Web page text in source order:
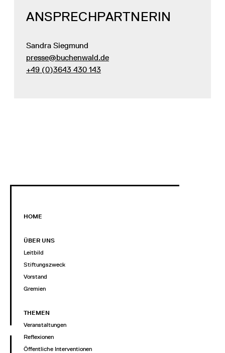
ANSPRECHPARTNERIN
Sandra Siegmund
presse@buchenwald.de
+49 (0)3643 430 143
HOME
ÜBER UNS
Leitbild
Stiftungszweck
Vorstand
Gremien
THEMEN
Veranstaltungen
Reflexionen
Öffentliche Interventionen